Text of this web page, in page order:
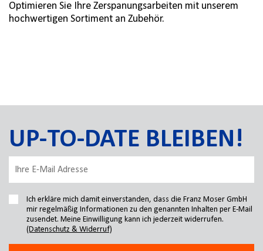
Optimieren Sie Ihre Zerspanungsarbeiten mit unserem
hochwertigen Sortiment an Zubehör.
UP-TO-DATE BLEIBEN!
Ich erkläre mich damit einverstanden, dass die Franz Moser GmbH
mir regelmäßig Informationen zu den genannten Inhalten per E-Mail
zusendet. Meine Einwilligung kann ich jederzeit widerrufen.
(Datenschutz & Widerruf)